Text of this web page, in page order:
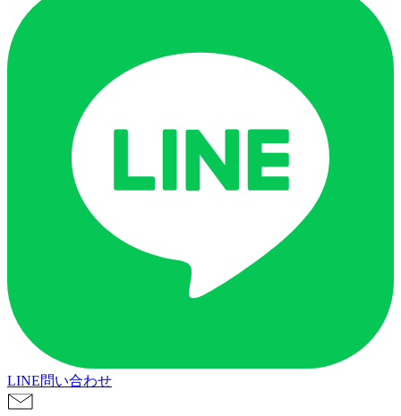
LINE問い合わせ